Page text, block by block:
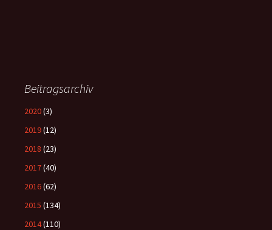
Beitragsarchiv
2020(3)
2019(12)
2018 (23)
2017(40)
2016(62)
2015 (134)
2014(110)